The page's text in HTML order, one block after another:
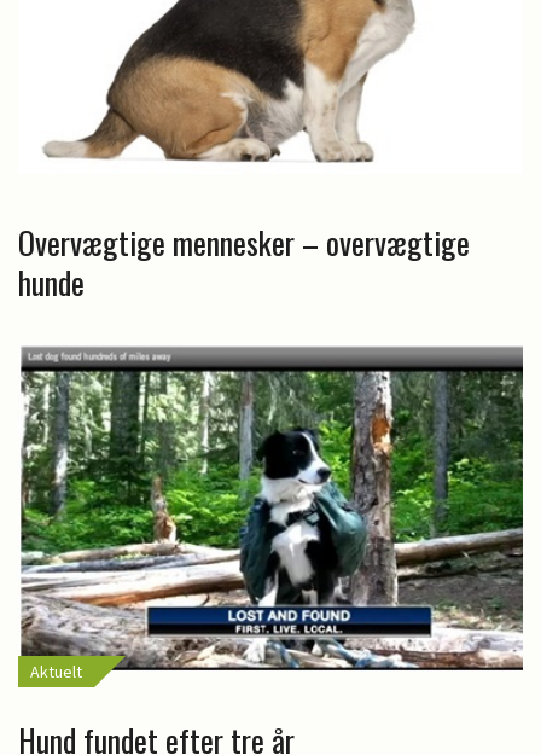
Overvægtige mennesker – overvægtige
hunde
Aktuelt
Hund fundet efter tre år